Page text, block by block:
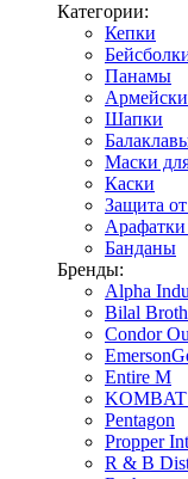
Категории:
Кепки
Панамы
Шапки
Маски
Каски
Защита
Банданы
Бренды:
Alpha
Bilal
Condor
Entire M
Pentagon
Propper
R & B